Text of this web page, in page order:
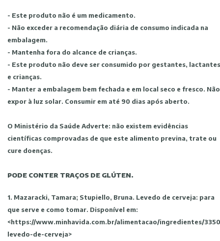
- Este produto não é um medicamento.
- Não exceder a recomendação diária de consumo indicada na
embalagem.
- Mantenha fora do alcance de crianças.
- Este produto não deve ser consumido por gestantes, lactantes
e crianças.
- Manter a embalagem bem fechada e em local seco e fresco. Não
expor à luz solar. Consumir em até 90 dias após aberto.
O Ministério da Saúde Adverte: não existem evidências
científicas comprovadas de que este alimento previna, trate ou
cure doenças.
PODE CONTER TRAÇOS DE GLÚTEN.
1. Mazaracki, Tamara; Stupiello, Bruna. Levedo de cerveja: para
que serve e como tomar. Disponível em:
<https://www.minhavida.com.br/alimentacao/ingredientes/
levedo-de-cerveja>